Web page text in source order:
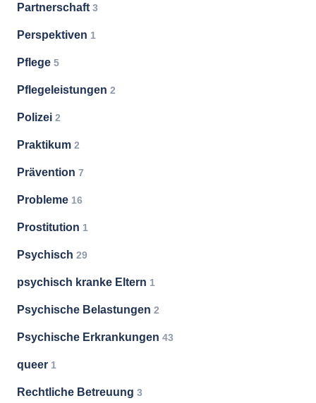
Partnerschaft 3
Perspektiven 1
Pflege 5
Pflegeleistungen 2
Polizei 2
Praktikum 2
Prävention 7
Probleme 16
Prostitution 1
Psychisch 29
psychisch kranke Eltern 1
Psychische Belastungen 2
Psychische Erkrankungen 43
queer 1
Rechtliche Betreuung 3